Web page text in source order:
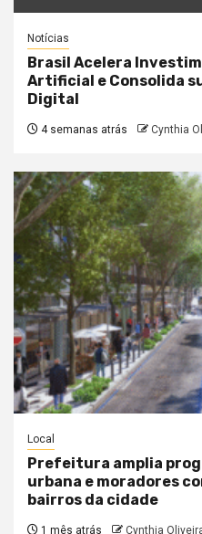
Notícias
Brasil Acelera
Artificial e Consolida
Digital
4 semanas atrás Cynthia
Local
Prefeitura amplia
urbana e moradores
bairros da cidade
1 mês atrás Cynthia